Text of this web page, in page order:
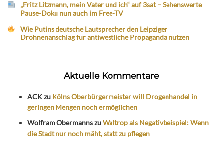
„Fritz Litzmann, mein Vater und ich“ auf 3sat – Sehenswerte
Pause-Doku nun auch im Free-TV
Wie Putins deutsche Lautsprecher den Leipziger
Drohnenanschlag für antiwestliche Propaganda nutzen
Aktuelle Kommentare
ACKzu Kölns Oberbürgermeister will Drogenhandel in
geringen Mengen noch ermöglichen
Wolfram ObermannszuWaltrop als Negativbeispiel: Wenn
die Stadt nur noch mäht, statt zu pflegen